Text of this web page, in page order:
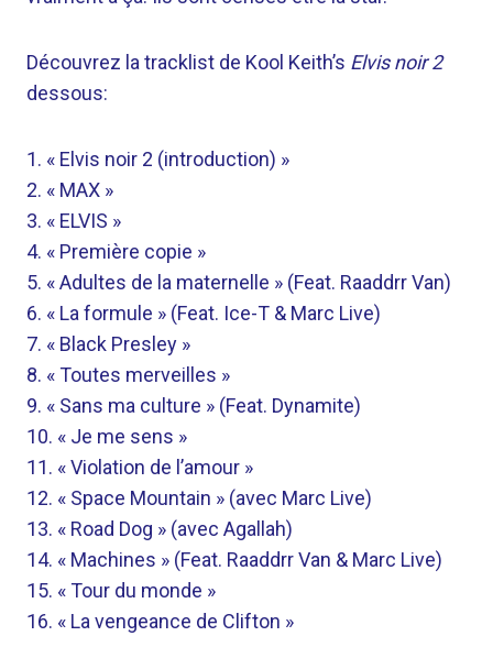
Découvrez la tracklist de Kool Keith’s Elvis noir 2
dessous:
1. « Elvis noir 2 (introduction) »
2. « MAX »
3. « ELVIS »
4. « Première copie »
5. « Adultes de la maternelle » (Feat. Raaddrr Van)
6. « La formule » (Feat. Ice-T & Marc Live)
7. « Black Presley »
8. « Toutes merveilles »
9. « Sans ma culture » (Feat. Dynamite)
10. « Je me sens »
11. « Violation de l’amour »
12. « Space Mountain » (avec Marc Live)
13. « Road Dog » (avec Agallah)
14. « Machines » (Feat. Raaddrr Van & Marc Live)
15. « Tour du monde »
16. « La vengeance de Clifton »